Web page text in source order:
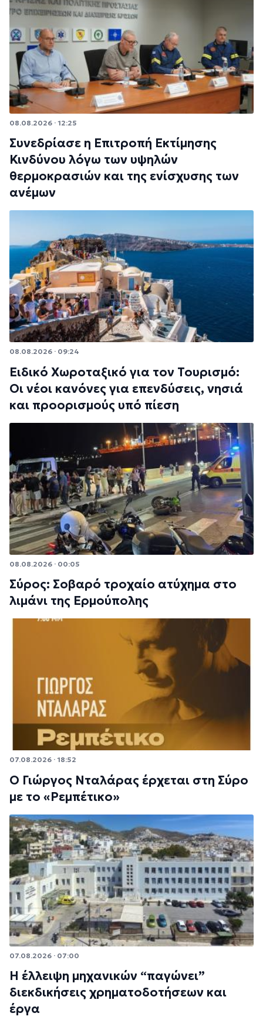
08.08.2026 · 12:25
Συνεδρίασε η Επιτροπή Εκτίμησης
Κινδύνου λόγω των υψηλών
θερμοκρασιών και της ενίσχυσης των
ανέμων
08.08.2026 · 09:24
Ειδικό Χωροταξικό για τον Τουρισμό:
Οι νέοι κανόνες για επενδύσεις, νησιά
και προορισμούς υπό πίεση
08.08.2026 · 00:05
Σύρος: Σοβαρό τροχαίο ατύχημα στο
λιμάνι της Ερμούπολης
07.08.2026 · 18:52
Ο Γιώργος Νταλάρας έρχεται στη Σύρο
με το «Ρεμπέτικο»
07.08.2026 · 07:00
Η έλλειψη μηχανικών “παγώνει”
διεκδικήσεις χρηματοδοτήσεων και
έργα